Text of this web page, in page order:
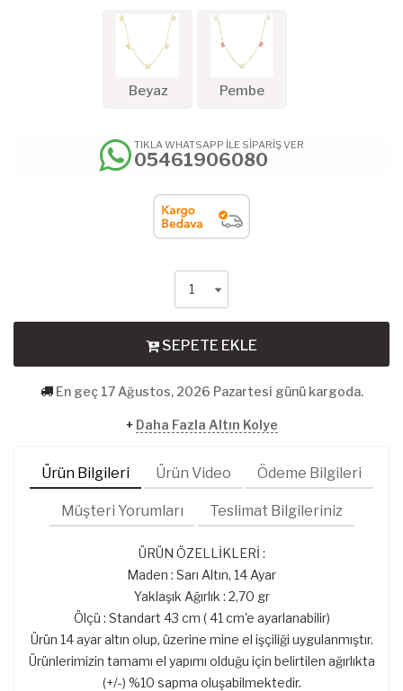
Beyaz Pembe
TIKLA WHATSAPP İLE SİPARİŞ VER
05461906080
SEPETE EKLE
En geç 17 Ağustos, 2026 Pazartesi günü kargoda.
+ Daha Fazla Altın Kolye
Ürün Bilgileri Ürün Video Ödeme Bilgileri
Müşteri Yorumları Teslimat Bilgileriniz
ÜRÜN ÖZELLİKLERİ :
Maden : Sarı Altın, 14 Ayar
Yaklaşık Ağırlık : 2,70 gr
Ölçü : Standart 43 cm ( 41 cm'e ayarlanabilir)
Ürün 14 ayar altın olup, üzerine mine el işçiliği uygulanmıştır.
Ürünlerimizin tamamı el yapımı olduğu için belirtilen ağırlıkta
(+/-) %10 sapma oluşabilmektedir.